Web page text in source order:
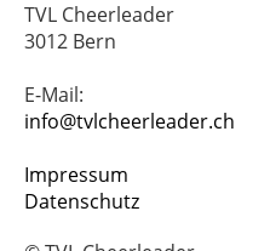
TVL Cheerleader
3012 Bern
E-Mail:
info@tvlcheerleader.ch
Impressum
Datenschutz